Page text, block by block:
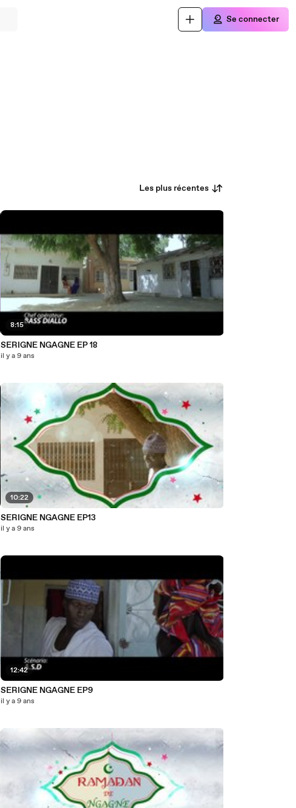
Se connecter
Les plus récentes
8:15
SERIGNE NGAGNE EP 18
il y a 9 ans
10:22
SERIGNE NGAGNE EP13
il y a 9 ans
12:42
SERIGNE NGAGNE EP9
il y a 9 ans